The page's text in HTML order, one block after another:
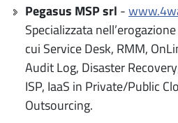
Pegasus MSP srl -
Specializzata
cui Service Desk, RMM,
Audit Log, Disaster
ISP, IaaS in Private/Public
Outsourcing.